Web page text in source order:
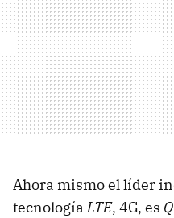
Ahora mismo el líder
tecnologíaLTE, 4G, es